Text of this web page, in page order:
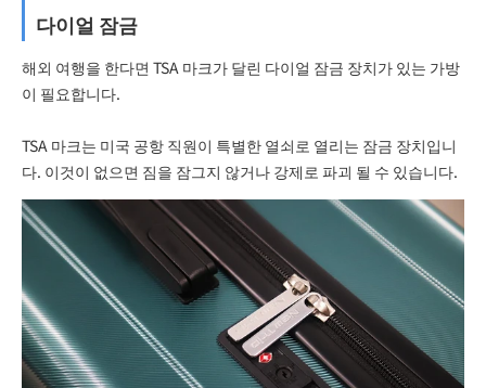
다이얼 잠금
해외 여행을 한다면 TSA 마크가 달린 다이얼 잠금 장치가 있는 가방
이 필요합니다.
TSA 마크는 미국 공항 직원이 특별한 열쇠로 열리는 잠금 장치입니
다. 이것이 없으면 짐을 잠그지 않거나 강제로 파괴 될 수 있습니다.